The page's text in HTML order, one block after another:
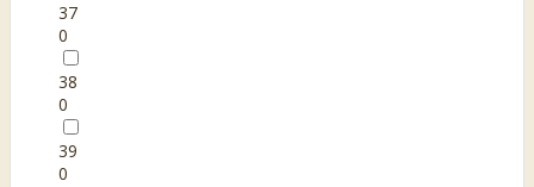
37
0
38
0
39
0